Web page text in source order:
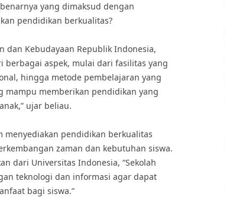
yang dimaksud dengan
pendidikan berkualitas?
dan Kebudayaan Republik Indonesia,
aspek, mulai dari fasilitas yang
hingga metode pembelajaran yang
mampu memberikan pendidikan yang
ujar beliau.
menyediakan pendidikan berkualitas
zaman dan kebutuhan siswa.
dari Universitas Indonesia, “Sekolah
teknologi dan informasi agar dapat
bagi siswa.”